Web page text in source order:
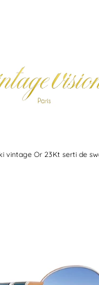
vintage Or 23Kt serti de